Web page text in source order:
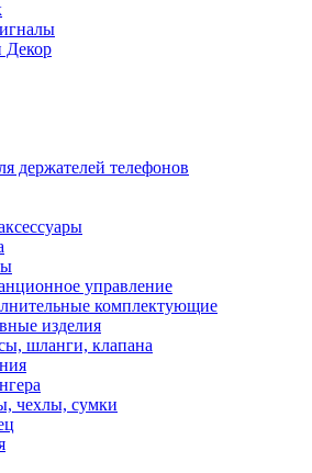
Декор
держателей телефонов
управление
комплектующие
изделия
шланги, клапана
чехлы, сумки